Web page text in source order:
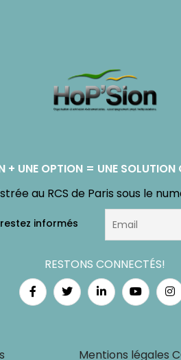
+ UNE OPTION = UNE
au RCS de Paris sous le
RESTONS CONNECTÉS!
Mentions légales